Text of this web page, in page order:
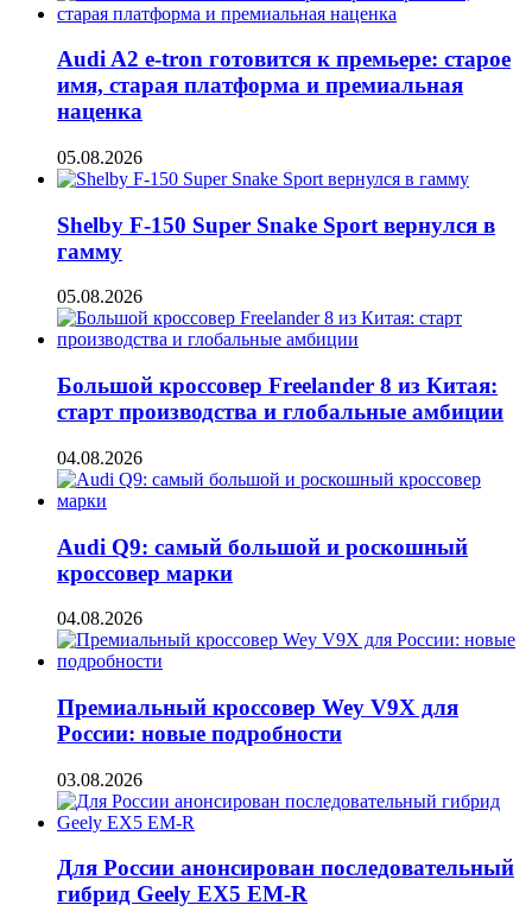
Audi A2 e-tron готовится к премьере: старое
имя, старая платформа и премиальная
наценка
05.08.2026
Shelby F-150 Super Snake Sport вернулся в
гамму
05.08.2026
Большой кроссовер Freelander 8 из Китая:
старт производства и глобальные амбиции
04.08.2026
Audi Q9: самый большой и роскошный
кроссовер марки
04.08.2026
Премиальный кроссовер Wey V9X для
России: новые подробности
03.08.2026
Для России анонсирован последовательный
гибрид Geely EX5 EM-R